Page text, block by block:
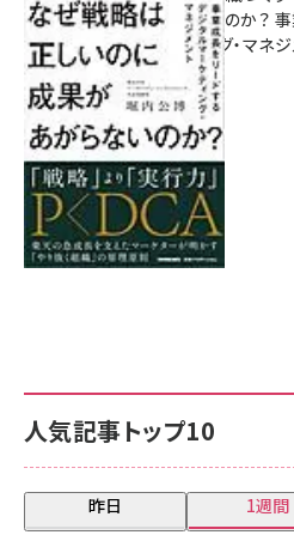
人気記事トップ10
昨日 1週間
があがらないのか？
マーケティング・マネ
8月7日 10:00